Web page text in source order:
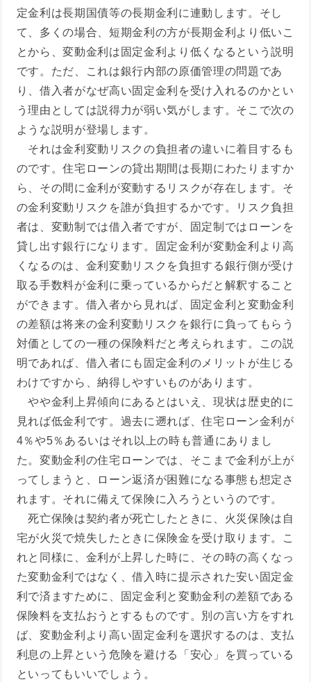
定金利は長期国債等の長期金利に連動します。そし
て、多くの場合、短期金利の方が長期金利より低いこ
とから、変動金利は固定金利より低くなるという説明
です。ただ、これは銀行内部の原価管理の問題であ
り、借入者がなぜ高い固定金利を受け入れるのかとい
う理由としては説得力が弱い気がします。そこで次の
ような説明が登場します。
それは金利変動リスクの負担者の違いに着目するも
のです。住宅ローンの貸出期間は長期にわたりますか
ら、その間に金利が変動するリスクが存在します。そ
の金利変動リスクを誰が負担するかです。リスク負担
者は、変動制では借入者ですが、固定制ではローンを
貸し出す銀行になります。固定金利が変動金利より高
くなるのは、金利変動リスクを負担する銀行側が受け
取る手数料が金利に乗っているからだと解釈すること
ができます。借入者から見れば、固定金利と変動金利
の差額は将来の金利変動リスクを銀行に負ってもらう
対価としての一種の保険料だと考えられます。この説
明であれば、借入者にも固定金利のメリットが生じる
わけですから、納得しやすいものがあります。
やや金利上昇傾向にあるとはいえ、現状は歴史的に
見れば低金利です。過去に遡れば、住宅ローン金利が
4％や5％あるいはそれ以上の時も普通にありまし
た。変動金利の住宅ローンでは、そこまで金利が上が
ってしまうと、ローン返済が困難になる事態も想定さ
れます。それに備えて保険に入ろうというのです。
死亡保険は契約者が死亡したときに、火災保険は自
宅が火災で焼失したときに保険金を受け取ります。こ
れと同様に、金利が上昇した時に、その時の高くなっ
た変動金利ではなく、借入時に提示された安い固定金
利で済ますために、固定金利と変動金利の差額である
保険料を支払おうとするものです。別の言い方をすれ
ば、変動金利より高い固定金利を選択するのは、支払
利息の上昇という危険を避ける「安心」を買っている
といってもいいでしょう。